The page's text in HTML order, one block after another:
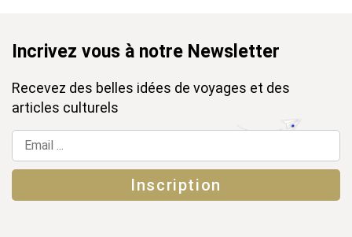
Incrivez vous à notre Newsletter
Recevez des belles idées de voyages et des
articles culturels